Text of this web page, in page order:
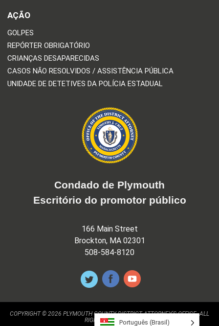
AÇÃO
GOLPES
REPÓRTER OBRIGATÓRIO
CRIANÇAS DESAPARECIDAS
CASOS NÃO RESOLVIDOS / ASSISTÊNCIA PÚBLICA
UNIDADE DE DETETIVES DA POLÍCIA ESTADUAL
Condado de Plymouth
Escritório do promotor público
166 Main Street
Brockton, MA 02301
508-584-8120
COPYRIGHT © 2026 PLYMOUTH COUNTY DISTRICT ATTORNEY'S OFFICE. ALL
RIGHTS RESERVED.Português (Brasil)